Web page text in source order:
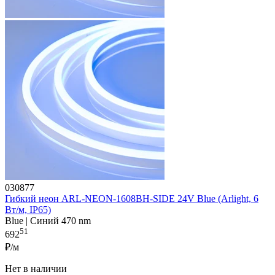
030877
Гибкий неон ARL-NEON-1608BH-SIDE 24V Blue (Arlight, 6
Вт/м, IP65)
Blue | Синий 470 nm
69251
₽/м
Нет в наличии